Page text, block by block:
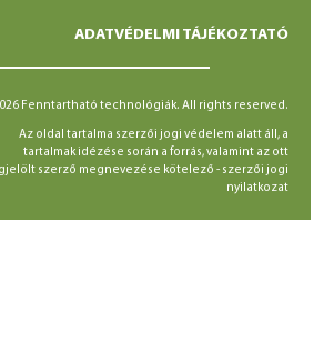
ADATVÉDELMI TÁJÉKOZTATÓ
Fenntartható technológiák. All rights reserved.
Az oldal tartalma szerzői jogi védelem alatt áll, a
tartalmak idézése során a forrás, valamint az ott
szerző megnevezése kötelező - szerzői jogi
nyilatkozat